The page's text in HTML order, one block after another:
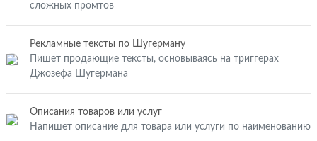
сложных промтов
Рекламные тексты по Шугерману
Пишет продающие тексты, основываясь на триггерах
Джозефа Шугермана
Описания товаров или услуг
Напишет описание для товара или услуги по наименованию